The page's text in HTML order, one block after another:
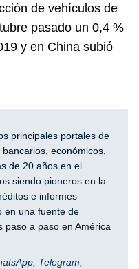
de vehículos de
pasado un 0,4 %
y en China subió
principales portales de
económicos,
de 20 años en el
siendo pioneros en la
e informes
en una fuente de
paso a paso en América
Telegram